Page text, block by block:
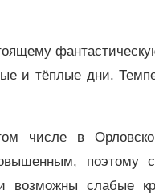
и тёплые дни.
числе в
поэтому
возможны слабые